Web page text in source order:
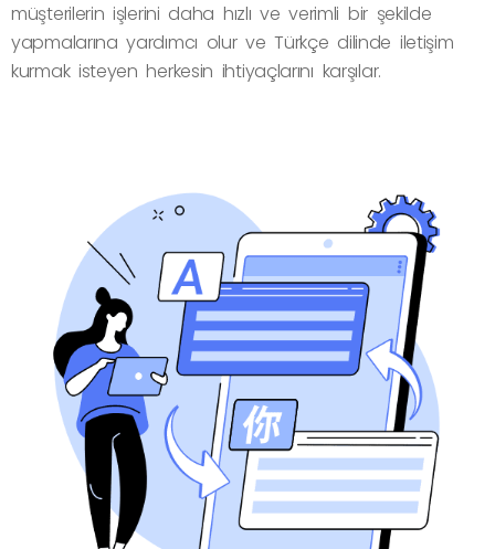
müşterilerin işlerini daha hızlı ve verimli bir şekilde
yapmalarına yardımcı olur ve Türkçe dilinde iletişim
kurmak isteyen herkesin ihtiyaçlarını karşılar.